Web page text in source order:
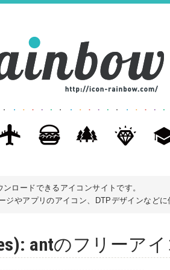
ロードできるアイコンサイトです。
ジやアプリのアイコン、DTPデザインなどに
antのフリーア